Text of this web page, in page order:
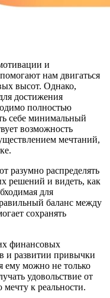
и
нам двигаться
высот. Однако,
достижения
полностью
себе минимальный
возможность
мечтаний,
разумно распределять
решений и видеть, как
для
баланс между
сохранять
финансовых
и развитии привычки
ему можно не только
удовольствие от
к реальности.